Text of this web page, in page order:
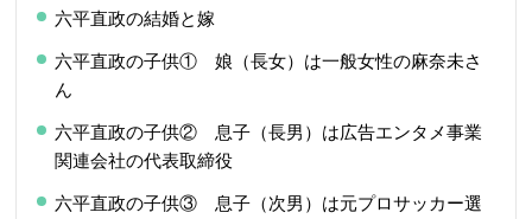
六平直政の結婚と嫁
六平直政の子供① 娘（長女）は一般女性の麻奈未さ
ん
六平直政の子供② 息子（長男）は広告エンタメ事業
関連会社の代表取締役
六平直政の子供③ 息子（次男）は元プロサッカー選